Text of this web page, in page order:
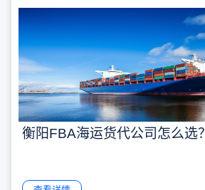
衡阳FBA海运货代公司怎么选？